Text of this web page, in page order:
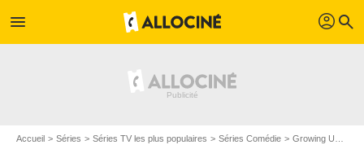
menu profil search
Accueil Séries Séries TV les plus populaires Séries Comédie Growing Up Fisher